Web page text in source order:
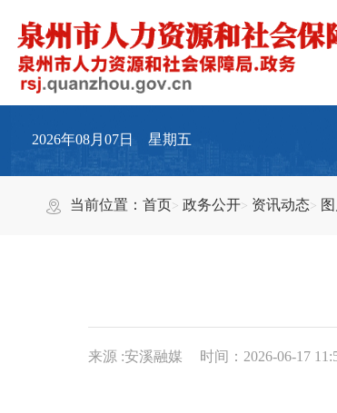
2026年08月07日 星期五
当前位置：首页 政务公开 资讯动态
来源 :安溪融媒 时间：2026-06-17